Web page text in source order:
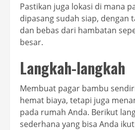
Pastikan juga lokasi di mana
dipasang sudah siap, dengan
dan bebas dari hambatan
besar.
Langkah-langkah
Membuat pagar bambu
hemat biaya, tetapi juga
pada rumah Anda. Berikut
sederhana yang bisa Anda